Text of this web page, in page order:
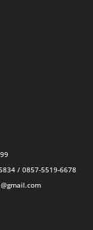
/ 0857-5519-6678